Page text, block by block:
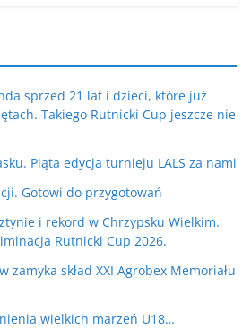
sprzed 21 lat i dzieci, które już
Takiego Rutnicki Cup jeszcze nie
Piąta edycja turnieju LALS za nami
Gotowi do przygotowań
i rekord w Chrzypsku Wielkim.
Rutnicki Cup 2026.
zamyka skład XXI Agrobex Memoriału
wielkich marzeń U18…